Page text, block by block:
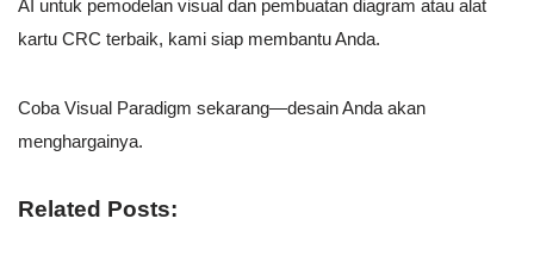
AI untuk pemodelan visual dan pembuatan diagram atau alat
kartu CRC terbaik, kami siap membantu Anda.
Coba Visual Paradigm sekarang—desain Anda akan
menghargainya.
Related Posts: